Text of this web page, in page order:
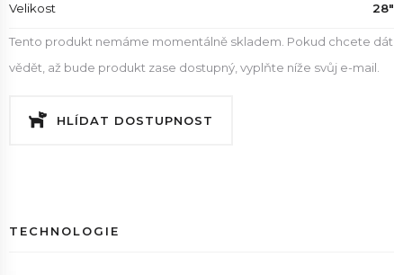
Velikost 28"
Tento produkt nemáme momentálně skladem. Pokud chcete dát
vědět, až bude produkt zase dostupný, vyplňte níže svůj e-mail.
HLÍDAT DOSTUPNOST
TECHNOLOGIE